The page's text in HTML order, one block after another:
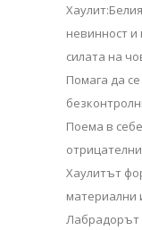
невинност
силата на
Помага да
Поема в
Хаулитът
материални
Лабрадорът